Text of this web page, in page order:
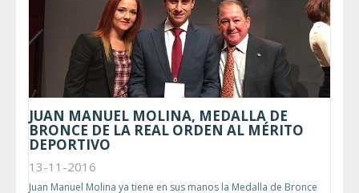
JUAN MANUEL MOLINA, MEDALLA DE
BRONCE DE LA REAL ORDEN AL MÉRITO
DEPORTIVO
13-11-2016
Juan Manuel Molina ya tiene en sus manos la Medalla de Bronce